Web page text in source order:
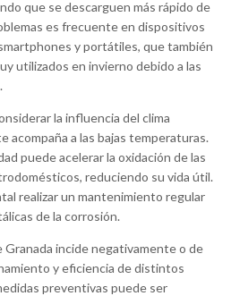
que se descarguen más rápido de
es frecuente en dispositivos
y portátiles, que también
utilizados en invierno debido a las
la influencia del clima
a las bajas temperaturas.
puede acelerar la oxidación de las
reduciendo su vida útil.
realizar un mantenimiento regular
de la corrosión.
Granada incide negativamente o de
y eficiencia de distintos
preventivas puede ser